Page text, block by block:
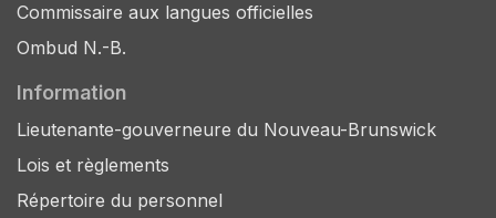
Commissaire aux langues officielles
Ombud N.-B.
Information
Lieutenante-gouverneure du Nouveau-Brunswick
Lois et règlements
Répertoire du personnel